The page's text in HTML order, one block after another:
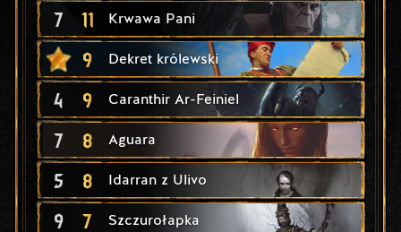
7 11 Krwawa Pani
9 Dekret królewski
4 9 Caranthir Ar-Feiniel
7 8 Aguara
5 8 Idarran z Ulivo
9 7 Szczurołapka